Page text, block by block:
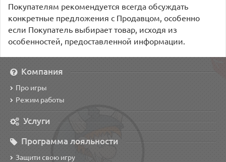
Покупателям рекомендуется всегда обсуждать
конкретные предложения с Продавцом, особенно
если Покупатель выбирает товар, исходя из
особенностей, предоставленной информации.
Компания
Про игры
Режим работы
Услуги
Программа лояльности
Защити свою игру